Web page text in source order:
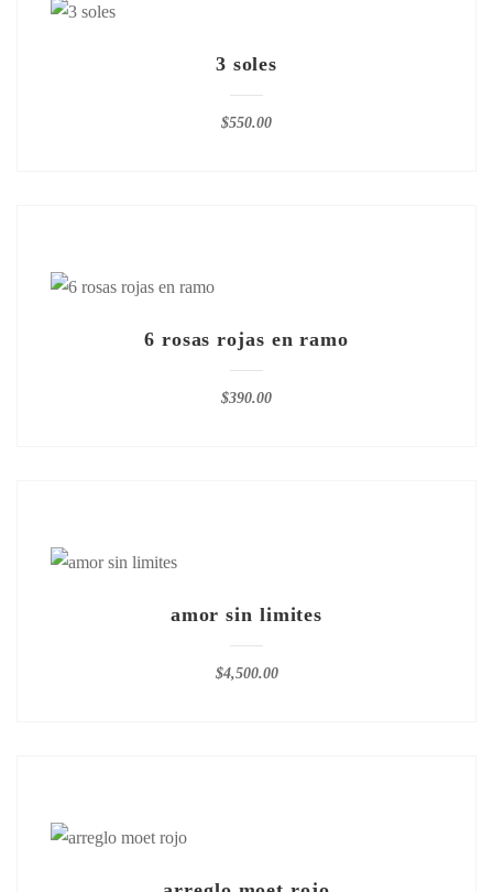
3 soles
$550.00
6 rosas rojas en ramo
$390.00
amor sin limites
$4,500.00